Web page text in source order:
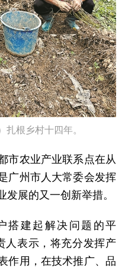
扎根乡村十四年。
市农业产业联系点在从
广州市人大常委会发挥
展的又一创新举措。
搭建起解决问题的平
人表示，将充分发挥产
作用，在技术推广、品